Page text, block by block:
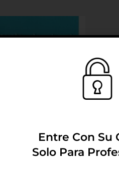
55 mm
Entre Con Su
Solo Para